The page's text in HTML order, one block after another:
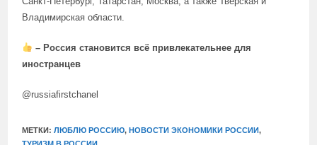
Владимирская области.
– Россия становится всё привлекательнее для
иностранцев
@russiafirstchanel
МЕТКИ:ЛЮБЛЮ РОССИЮ, НОВОСТИ ЭКОНОМИКИ РОССИИ,